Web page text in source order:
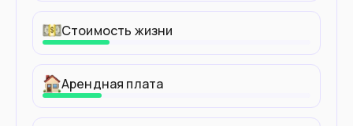
Стоимость жизни
Арендная плата